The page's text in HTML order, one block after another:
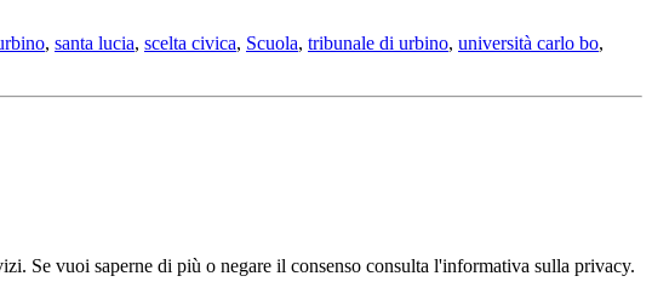
, santa lucia, scelta civica, Scuola, tribunale di urbino, università carlo bo,
Se vuoi saperne di più o negare il consenso consulta l'informativa sulla privacy.